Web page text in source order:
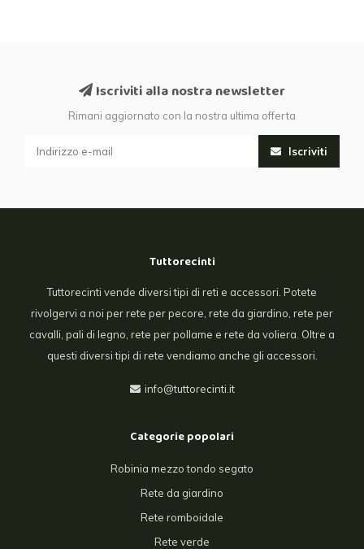
Iscriviti alla nostra newsletter
Rimani aggiornato con la nostra ultima offerta
Iscriviti
Tuttorecinti
Tuttorecinti vende diversi tipi di reti e accessori. Potete
rivolgervi a noi per rete per pecore, rete da giardino, rete per
cavalli, pali di legno, rete per pollame e rete da voliera. Oltre a
questi diversi tipi di rete vendiamo anche gli accessori.
info@tuttorecinti.it
Categorie popolari
Robinia mezzo tondo segato
Rete da giardino
Rete romboidale
Rete verde